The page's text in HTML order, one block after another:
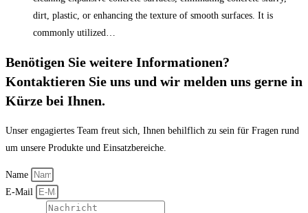
dirt, plastic, or enhancing the texture of smooth surfaces. It is
commonly utilized…
Benötigen Sie weitere Informationen?
Kontaktieren Sie uns und wir melden uns gerne in
Kürze bei Ihnen.
Unser engagiertes Team freut sich, Ihnen behilflich zu sein für Fragen rund
um unsere Produkte und Einsatzbereiche.
Name
E-Mail